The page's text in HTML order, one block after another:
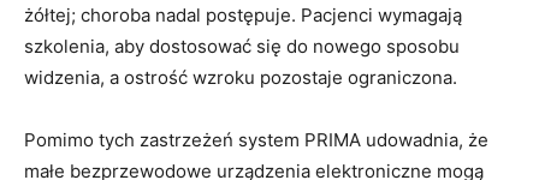
żółtej; choroba nadal postępuje. Pacjenci wymagają
szkolenia, aby dostosować się do nowego sposobu
widzenia, a ostrość wzroku pozostaje ograniczona.
Pomimo tych zastrzeżeń system PRIMA udowadnia, że ​​
małe bezprzewodowe urządzenia elektroniczne mogą